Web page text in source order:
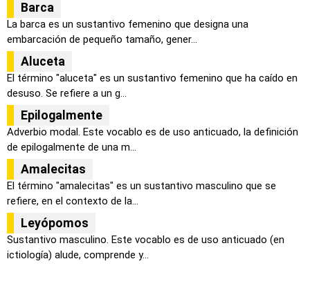
Barca
La barca es un sustantivo femenino que designa una
embarcación de pequeño tamaño, gener...
Aluceta
El término "aluceta" es un sustantivo femenino que ha caído en
desuso. Se refiere a un g...
Epilogalmente
Adverbio modal. Este vocablo es de uso anticuado, la definición
de epilogalmente de una m...
Amalecitas
El término "amalecitas" es un sustantivo masculino que se
refiere, en el contexto de la...
Leyópomos
Sustantivo masculino. Este vocablo es de uso anticuado (en
ictiología) alude, comprende y...